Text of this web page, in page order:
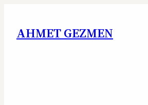
AHMET GEZMEN